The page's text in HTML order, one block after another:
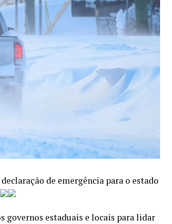
de emergência para o estado
governos estaduais e locais para lidar